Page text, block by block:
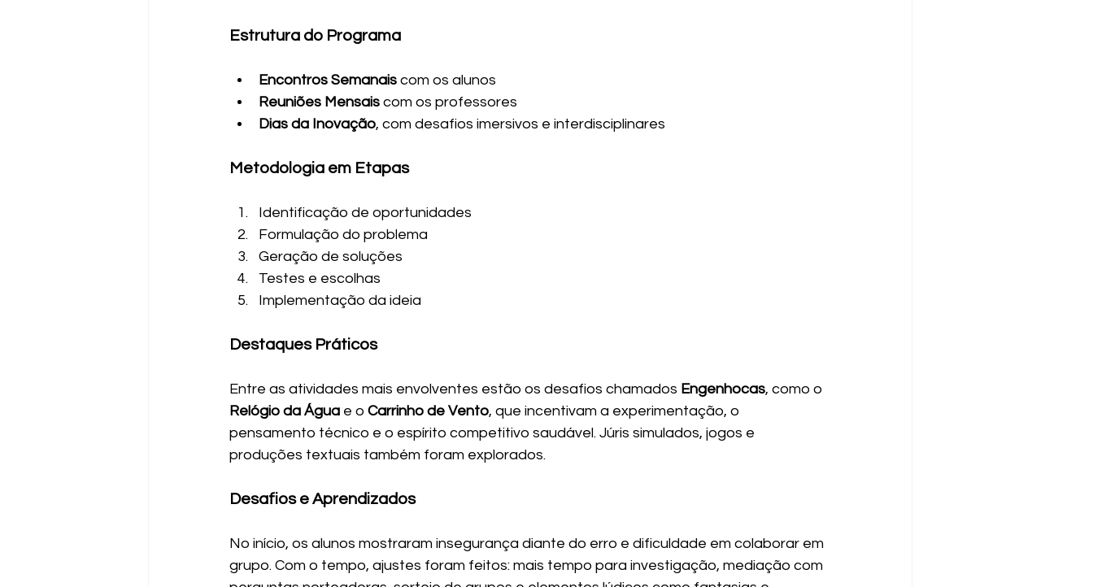
Estrutura do Programa
Encontros Semanais com os alunos
Reuniões Mensais com os professores
Dias da Inovação, com desafios imersivos e interdisciplinares
Metodologia em Etapas
Identificação de oportunidades
Formulação do problema
Geração de soluções
Testes e escolhas
Implementação da ideia
Destaques Práticos
Entre as atividades mais envolventes estão os desafios chamados Engenhocas, como o
Relógio da Água e o Carrinho de Vento, que incentivam a experimentação, o
pensamento técnico e o espírito competitivo saudável. Júris simulados, jogos e
produções textuais também foram explorados.
Desafios e Aprendizados
No início, os alunos mostraram insegurança diante do erro e dificuldade em colaborar em
grupo. Com o tempo, ajustes foram feitos: mais tempo para investigação, mediação com